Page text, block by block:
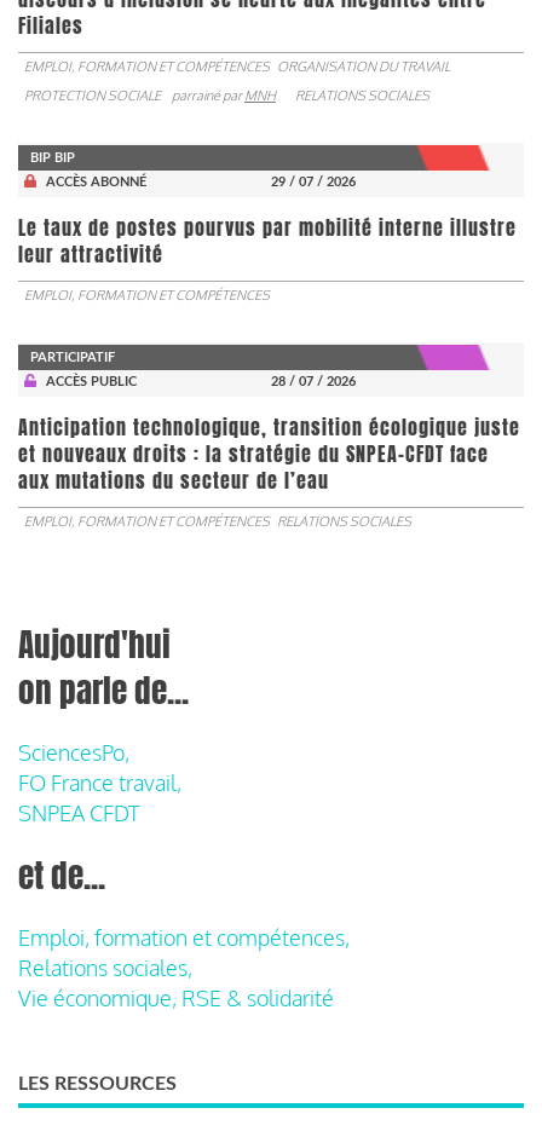
Filiales
EMPLOI, FORMATION ET COMPÉTENCES ORGANISATION DU TRAVAIL
PROTECTION SOCIALE
parrainé parMNH RELATIONS SOCIALES
BIP BIP
ACCÈS ABONNÉ
29 / 07 / 2026
Le taux de postes pourvus par mobilité interne illustre
leur attractivité
EMPLOI, FORMATION ET COMPÉTENCES
PARTICIPATIF
ACCÈS PUBLIC
28 / 07 / 2026
Anticipation technologique, transition écologique juste
et nouveaux droits : la stratégie du SNPEA-CFDT face
aux mutations du secteur de l’eau
EMPLOI, FORMATION ET COMPÉTENCES RELATIONS SOCIALES
Aujourd'hui
on parle de...
SciencesPo,
FO France travail,
SNPEA CFDT
et de...
Emploi, formation et compétences,
Relations sociales,
Vie économique, RSE & solidarité
LES RESSOURCES